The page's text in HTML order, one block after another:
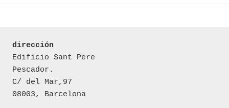
dirección
Edificio Sant Pere
Pescador.
C/ del Mar,97
08003, Barcelona